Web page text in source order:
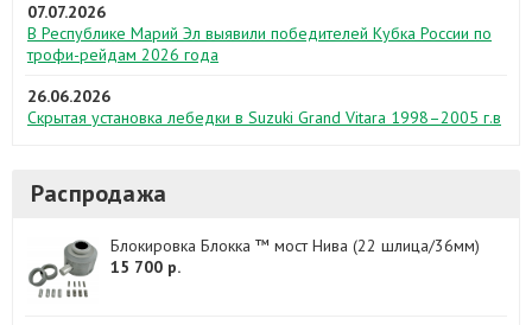
07.07.2026
В Республике Марий Эл выявили победителей Кубка России по
трофи-рейдам 2026 года
26.06.2026
Скрытая установка лебедки в Suzuki Grand Vitara 1998–2005 г.в
Распродажа
Блокировка Блокка ™ мост Нива (22 шлица/36мм)
15 700 р.